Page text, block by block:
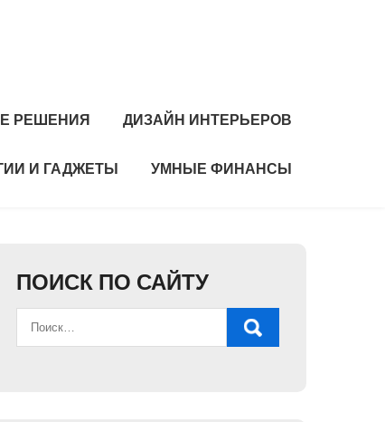
РЕШЕНИЯ ДИЗАЙН ИНТЕРЬЕРОВ
И ГАДЖЕТЫ УМНЫЕ ФИНАНСЫ
ПОИСК ПО САЙТУ